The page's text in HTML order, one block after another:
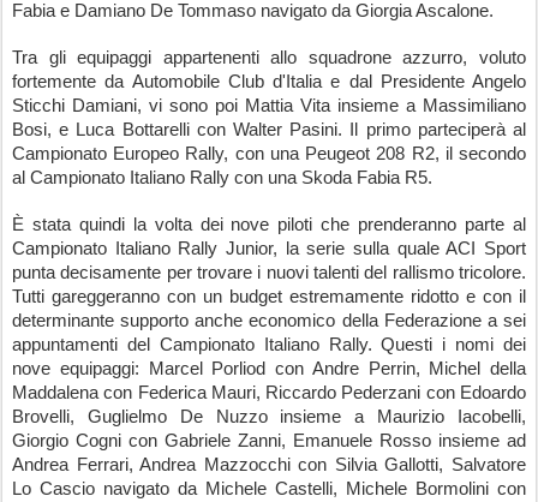
Fabia e Damiano De Tommaso navigato da Giorgia Ascalone.
Tra gli equipaggi appartenenti allo squadrone azzurro, voluto
fortemente da Automobile Club d'Italia e dal Presidente Angelo
Sticchi Damiani, vi sono poi Mattia Vita insieme a Massimiliano
Bosi, e Luca Bottarelli con Walter Pasini. Il primo parteciperà al
Campionato Europeo Rally, con una Peugeot 208 R2, il secondo
al Campionato Italiano Rally con una Skoda Fabia R5.
È stata quindi la volta dei nove piloti che prenderanno parte al
Campionato Italiano Rally Junior, la serie sulla quale ACI Sport
punta decisamente per trovare i nuovi talenti del rallismo tricolore.
Tutti gareggeranno con un budget estremamente ridotto e con il
determinante supporto anche economico della Federazione a sei
appuntamenti del Campionato Italiano Rally. Questi i nomi dei
nove equipaggi: Marcel Porliod con Andre Perrin, Michel della
Maddalena con Federica Mauri, Riccardo Pederzani con Edoardo
Brovelli, Guglielmo De Nuzzo insieme a Maurizio Iacobelli,
Giorgio Cogni con Gabriele Zanni, Emanuele Rosso insieme ad
Andrea Ferrari, Andrea Mazzocchi con Silvia Gallotti, Salvatore
Lo Cascio navigato da Michele Castelli, Michele Bormolini con